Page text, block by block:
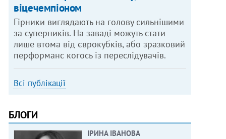
віцечемпіоном
Гірники виглядають на голову сильнішими
за суперників. На заваді можуть стати
лише втома від єврокубків, або зразковий
перформанс когось із переслідувачів.
Всі публікації
БЛОГИ
ІРИНА ІВАНОВА